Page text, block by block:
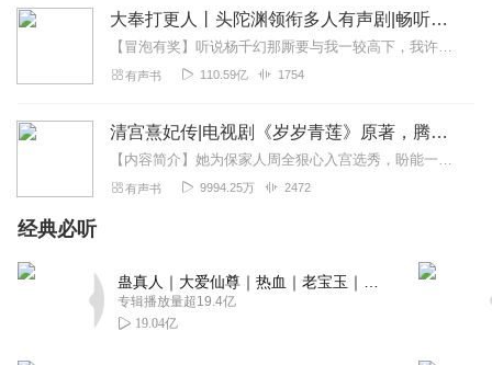
知此剧本是否与历史吻合？望主播每日按时更新。
2023-11-07
喜欢看宫廷剧。所以专门收听此剧，主播声线很好，演播到
大奉打更人丨头陀渊领衔多人有声剧|畅听全集|王鹤棣、田曦薇主演影视剧原著|卖报小郎君
【冒泡有奖】听说杨千幻那厮要与我一较高下，我许七安要开始装叉了！快进入声音播放页戳下方输入框，冒个泡偷偷告诉我，我要用哪些诗词才能胜过他？说得好的，有赏！202...
有声书 110.59亿 1754
清宫熹妃传|电视剧《岁岁青莲》原著，腾讯视频热播中
【内容简介】她为保家人周全狠心入宫选秀，盼能一朝选在君王侧，却阴差阳错成了四阿哥胤禛身边的一名格格……她陪了他十九年最终踏上至高无上的宝座，换来的却是一场精心策...
有声书 9994.25万 2472
经典必听
专辑播放量超19.4亿
19.04亿